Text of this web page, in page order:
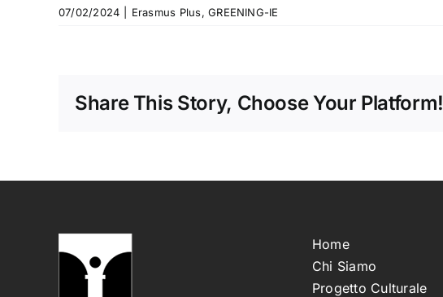
07/02/2024 Erasmus Plus,GREENING-IE
Share This Story, Choose Your Platform!
Home
Chi Siamo
Progetto Culturale